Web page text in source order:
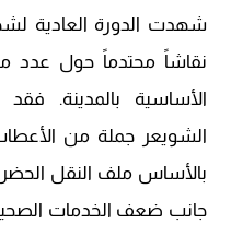
نقاشاً محتدماً حول عدد
الأساسية بالمدينة.
الشويعر جملة من
بالأساس ملف النقل
جانب ضعف الخدمات